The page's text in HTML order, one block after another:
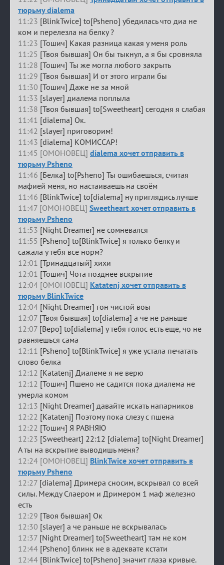
тюрьму dialema
11:23 [BlinkTwice] to[Psheno] убедилась что диа не
ком и перелезла на белку ?
11:23 [Тошич] Какая разница какая у меня роль
11:25 [Твоя бывшая] Он бы тыкнул, а я бы сровняла
11:28 [Тошич] Ты же могла любого закрыть
11:29 [Твоя бывшая] И от этого играли бы
11:30 [Тошич] Даже не за мной
11:33 [slayer] диалема поплыла
11:38 [Твоя бывшая] to[Sweetheart] сегодня я слабая
11:41 [dialema] Ок.
11:42 [slayer] приговорим!
11:43 [dialema] КОМИССАР!
11:45 [ОМОНОВЕЦ] dialema хочет отправить в
тюрьму Psheno
11:46 [Белка] to[Psheno] Ты ошибаешься, считая
мафией меня, но настаиваешь на своём
11:46 [BlinkTwice] to[dialema] ну приглядись лучше
11:47 [ОМОНОВЕЦ] Sweetheart хочет отправить в
тюрьму Psheno
11:53 [Night Dreamer] не сомневался
11:55 [Psheno] to[BlinkTwice] я только белку и
сажала у тебя все норм?
12:01 [Тринадцатый] хихи
12:01 [Тошич] Чота позднее вскрытие
12:04 [ОМОНОВЕЦ] Katatenj хочет отправить в
тюрьму BlinkTwice
12:04 [Night Dreamer] гон чистой воы
12:07 [Твоя бывшая] to[dialema] а че не раньше
12:07 [Веро] to[dialema] у тебя голос есть еще, чо не
равняешься сама
12:11 [Psheno] to[BlinkTwice] я уже устала печатать
слово белка
12:12 [Katatenj] Диалеме я не верю
12:12 [Тошич] Пшено не садится пока диалема не
умерла комом
12:13 [Night Dreamer] давайте искать напарников
12:22 [Katatenj] Поэтому пока слезу с пшена
12:22 [Тошич] Я РАВНЯЮ
12:23 [Sweetheart] 22:12 [dialema] to[Night Dreamer]
А ты на вскрытие выводишь меня?
12:24 [ОМОНОВЕЦ] BlinkTwice хочет отправить в
тюрьму Psheno
12:27 [dialema] Дримера сносим, вскрывал со всей
силы. Между Слаером и Дримером 1 маф железно
есть
12:29 [Твоя бывшая] Ок
12:30 [slayer] а че раньше не вскрывалась
12:37 [Night Dreamer] to[Sweetheart] там не ком
12:44 [Psheno] блинк не в адеквате кстати
12:44 [BlinkTwice] to[Psheno] значит глаза кривые.